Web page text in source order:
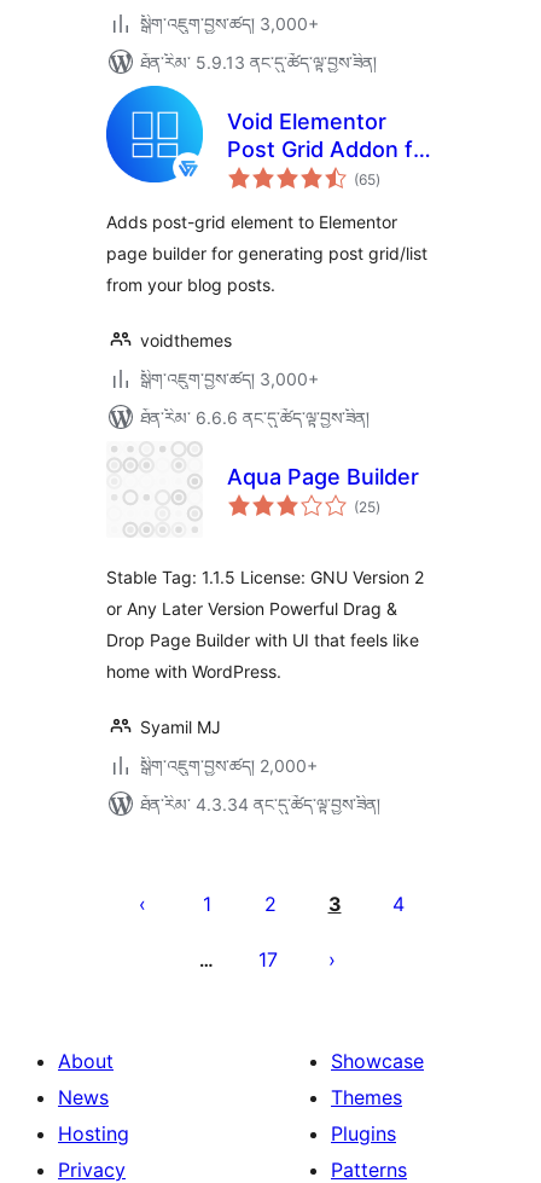
སྒྲིག་འཇུག་བྱས་ཚད། 3,000+
ཐོན་རིམ་ 5.9.13 ནང་དུ་ཚོད་ལྟ་བྱས་ཟིན།
Void Elementor
Post Grid Addon for
Elementor Page
(65གདེང་
འཇོག་
ཚང་།
)
Adds post-grid element to Elementor
page builder for generating post grid/list
from your blog posts.
voidthemes
སྒྲིག་འཇུག་བྱས་ཚད། 3,000+
ཐོན་རིམ་ 6.6.6 ནང་དུ་ཚོད་ལྟ་བྱས་ཟིན།
Aqua Page Builder
(25གདེང་
འཇོག་
)
Stable Tag: 1.1.5 License: GNU Version 2
or Any Later Version Powerful Drag &
Drop Page Builder with UI that feels like
home with WordPress.
Syamil MJ
སྒྲིག་འཇུག་བྱས་ཚད། 2,000+
ཐོན་རིམ་ 4.3.34 ནང་དུ་ཚོད་ལྟ་བྱས་ཟིན།
pagination
1 2 3 4
… 17
About
News
Hosting
Privacy
Showcase
Themes
Plugins
Patterns